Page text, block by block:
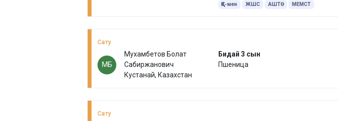
ҚҚС-мен ЖШС АШТӨ МЕМСТ
Сату
МБ
Мухамбетов Болат
Сабиржанович
Кустанай, Казахстан
Бидай 3 сын
Пшеница
Сату